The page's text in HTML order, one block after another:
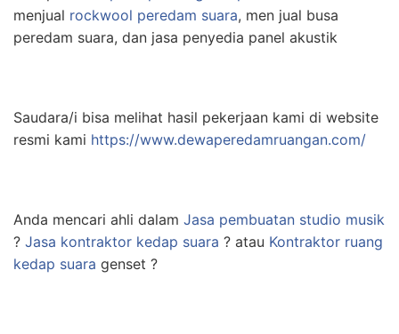
menjual rockwool peredam suara, men jual busa
peredam suara, dan jasa penyedia panel akustik
Saudara/i bisa melihat hasil pekerjaan kami di website
resmi kami https://www.dewaperedamruangan.com/
Anda mencari ahli dalam Jasa pembuatan studio musik
? Jasa kontraktor kedap suara ? atau Kontraktor ruang
kedap suara genset ?